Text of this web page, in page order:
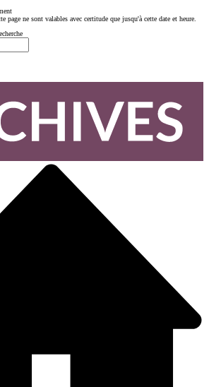
page ne sont valables avec certitude que jusqu'à cette date et heure.